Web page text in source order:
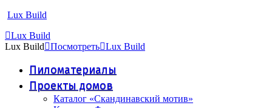
Lux Build
Lux Build
Lux Build
Посмотреть Lux Build
Пиломатериалы
Проекты домов
Каталог «Скандинавский мотив»